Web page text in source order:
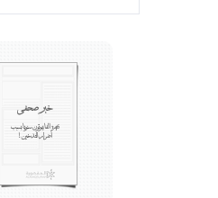
خبر صحفي
346 ألفا يموتون سنويا بسبب
أضرار التدخين!